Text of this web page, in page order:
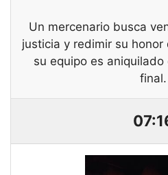
Un mercenario busca
justicia y redimir su
su equipo es
final.